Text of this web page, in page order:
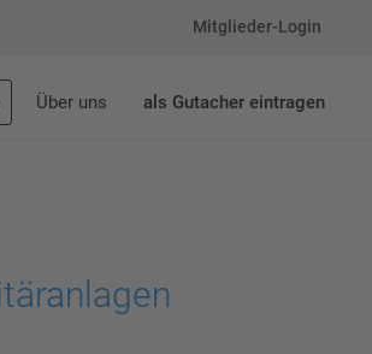
Mitglieder-Login
Über uns als Gutacher eintragen